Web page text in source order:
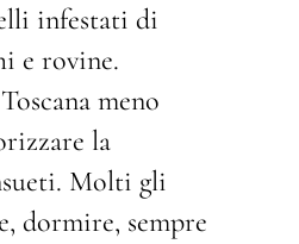
infestati di
e rovine.
meno
la
Molti gli
dormire, sempre